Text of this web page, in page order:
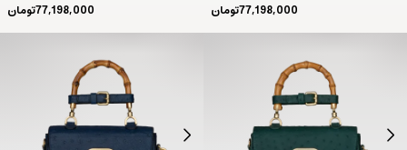
77,198,000تومان 77,198,000تومان